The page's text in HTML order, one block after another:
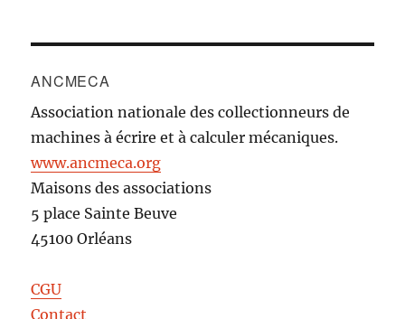
ANCMECA
Association nationale des collectionneurs de
machines à écrire et à calculer mécaniques.
www.ancmeca.org
Maisons des associations
5 place Sainte Beuve
45100 Orléans
CGU
Contact